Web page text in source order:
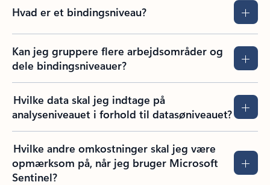
Hvad er et bindingsniveau?
Kan jeg gruppere flere arbejdsområder og
dele bindingsniveauer?
Hvilke data skal jeg indtage på
analyseniveauet i forhold til datasøniveauet?
Hvilke andre omkostninger skal jeg være
opmærksom på, når jeg bruger Microsoft
Sentinel?